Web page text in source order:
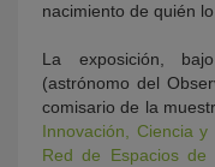
nacimiento de quién
La exposición,
(astrónomo del
comisario de la
Innovación, Ciencia y
Red de Espacios de